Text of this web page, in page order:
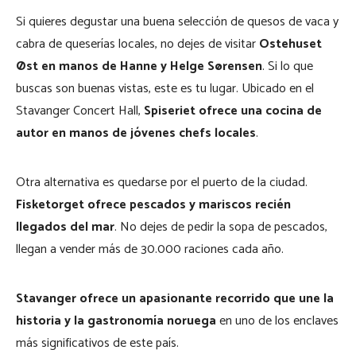
Si quieres degustar una buena selección de quesos de vaca y
cabra de queserías locales, no dejes de visitarOstehuset
Østen manos de Hanne y Helge Sørensen. Si lo que
buscas son buenas vistas, este es tu lugar. Ubicado en el
Stavanger Concert Hall, Spiseriet ofrece una cocina de
autor en manos de jóvenes chefs locales.
Otra alternativa es quedarse por el puerto de la ciudad.
Fisketorgetofrece pescados y mariscos recién
llegados del mar. No dejes de pedir la sopa de pescados,
llegan a vender más de 30.000 raciones cada año.
Stavanger ofrece unapasionante recorrido que une la
historia y la gastronomía noruegaen uno de los enclaves
más significativos de este país.